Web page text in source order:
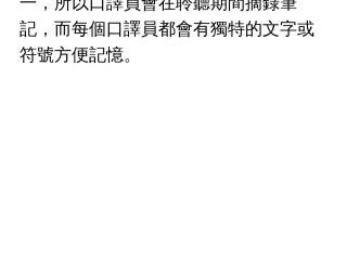
記，而每個口譯員都會有獨特的文字或
符號方便記憶。